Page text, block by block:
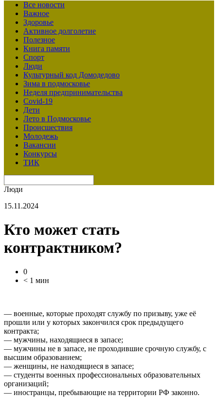
Все новости
Важное
Здоровье
Активное долголетие
Полезное
Книга памяти
Спорт
Люди
Культурный код Домодедово
Зима в подмосковье
Неделя предпринимательства
Covid-19
Дети
Лето в Подмосковье
Происшествия
Молодежь
Вакансии
Конкурсы
ТИК
Люди
15.11.2024
Кто может стать
контрактником?
0
< 1 мин
— военные, которые проходят службу по призыву, уже её
прошли или у которых закончился срок предыдущего
контракта;
— мужчины, находящиеся в запасе;
— мужчины не в запасе, не проходившие срочную службу, с
высшим образованием;
— женщины, не находящиеся в запасе;
— студенты военных профессиональных образовательных
организаций;
— иностранцы, пребывающие на территории РФ законно.